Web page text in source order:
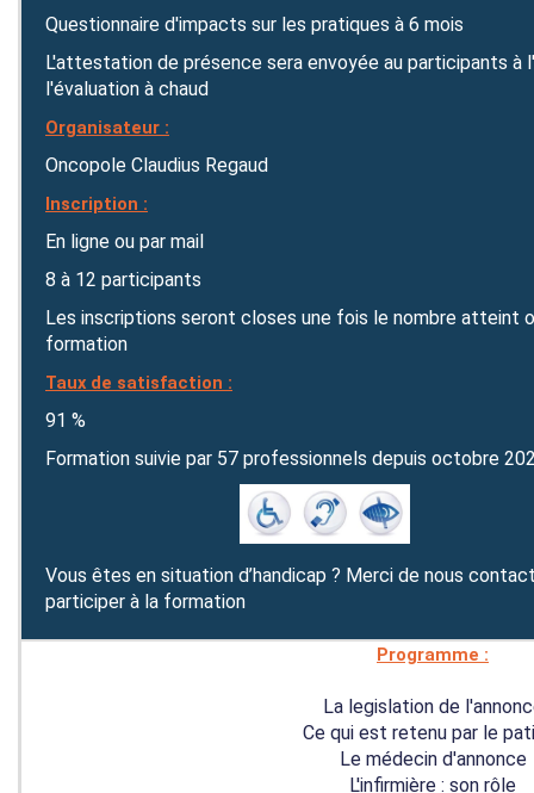
Questionnaire d'impacts sur les pratiques à 6 mois
L'attestation de présence sera envoyée au participants à
l'évaluation à chaud
Organisateur :
Oncopole Claudius Regaud
Inscription :
En ligne ou par mail
8 à 12 participants
Les inscriptions seront closes une fois le nombre atteint
formation
Taux de satisfaction :
91 %
Formation suivie par 57 professionnels depuis octobre
Vous êtes en situation d’handicap ? Merci de nous
participer à la formation
Programme :
La legislation de
Ce qui est retenu par le
Le médecin d'annonce
L'infirmière : son rôle